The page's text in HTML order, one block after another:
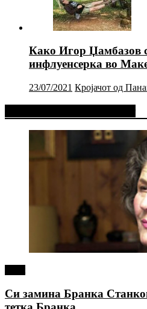
Како Игор Џамбазов
инфлуенсерка во
23/07/2021 Кројачот од
Си замина Бранка